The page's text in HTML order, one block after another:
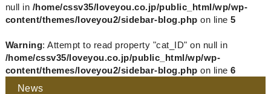
null in /home/cssv35/loveyou.co.jp/public_html/wp/wp-
content/themes/loveyou2/sidebar-blog.php on line5
Warning: Attempt to read property "cat_ID" on null in
/home/cssv35/loveyou.co.jp/public_html/wp/wp-
content/themes/loveyou2/sidebar-blog.php on line6
News